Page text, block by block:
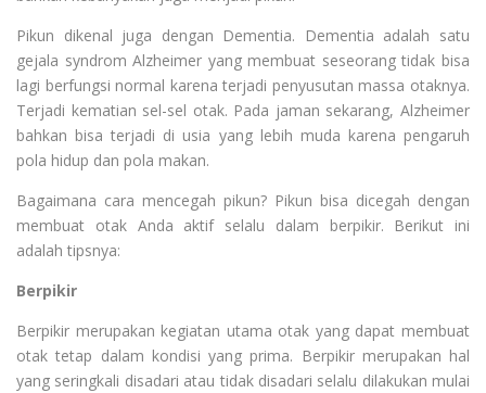
Pikun dikenal juga dengan Dementia. Dementia adalah satu
gejala syndrom Alzheimer yang membuat seseorang tidak bisa
lagi berfungsi normal karena terjadi penyusutan massa otaknya.
Terjadi kematian sel-sel otak. Pada jaman sekarang, Alzheimer
bahkan bisa terjadi di usia yang lebih muda karena pengaruh
pola hidup dan pola makan.
Bagaimana cara mencegah pikun? Pikun bisa dicegah dengan
membuat otak Anda aktif selalu dalam berpikir. Berikut ini
adalah tipsnya:
Berpikir
Berpikir merupakan kegiatan utama otak yang dapat membuat
otak tetap dalam kondisi yang prima. Berpikir merupakan hal
yang seringkali disadari atau tidak disadari selalu dilakukan mulai